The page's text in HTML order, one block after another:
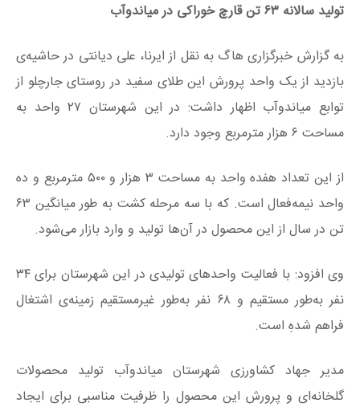
تولید سالانه ۶۳ تن قارچ خوراکی در میاندوآب
به گزارش خبرگزاری هاگ به نقل از ایرنا، علی دیانتی در حاشیه‌ی
بازدید از یک واحد پرورش این طلای سفید در روستای جارچلو از
توابع میاندوآب اظهار داشت: در این شهرستان ۲۷ واحد به
مساحت ۶ هزار مترمربع وجود دارد.
از این تعداد هفده واحد به مساحت ۳ هزار و ۵۰۰ مترمربع و ده
واحد نیمه‌فعال است. که با سه مرحله کشت به طور میانگین ۶۳
تن در سال از این محصول در آن‌ها تولید و وارد بازار می‌شود.
وی افزود: با فعالیت واحدهای تولیدی در این شهرستان برای ۳۴
نفر به‌طور مستقیم و ۶۸ نفر به‌طور غیرمستقیم زمینه‌ی اشتغال
فراهم شدهِ است.
مدیر جهاد کشاورزی شهرستان میاندوآب تولید محصولات
گلخانه‌ای و پرورش این محصول را ظرفیت مناسبی برای ایجاد